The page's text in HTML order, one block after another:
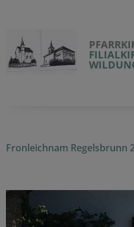
Fronleichnam Regelsbrunn